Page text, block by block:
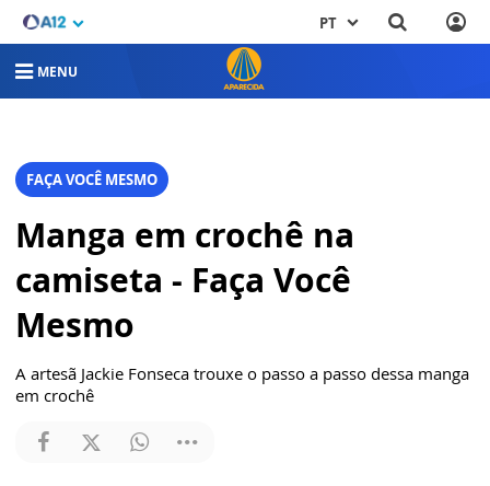
PT
MENU
FAÇA VOCÊ MESMO
Manga em crochê na
camiseta - Faça Você
Mesmo
A artesã Jackie Fonseca trouxe o passo a passo dessa manga
em crochê